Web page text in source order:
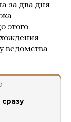
за два дня
этого
ведомства